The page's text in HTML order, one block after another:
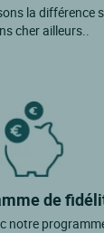
la différence
cher ailleurs..
de
notre